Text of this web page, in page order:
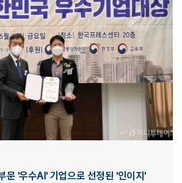
문 '우수AI' 기업으로 선정된 '인이지'